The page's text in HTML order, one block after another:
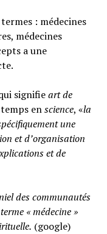
: médecines
médecines
a une
signifieart de
enscience, «la
une
et d’organisation
et de
des communautés
« médecine »
(google)